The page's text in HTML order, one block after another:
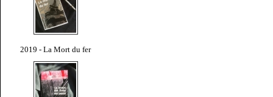
2019 - La Mort du fer